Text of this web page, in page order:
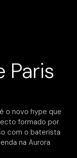
Paris
o novo hype que
formado por
com o baterista
na Aurora